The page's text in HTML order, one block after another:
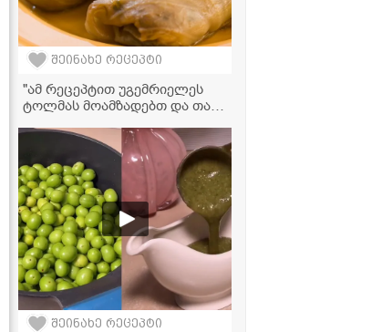
შეინახე რეცეპტი
"ამ რეცეპტით უგემრიელეს
ტოლმას მოამზადებთ და თან
ვიდეორეცეპტი
შეინახე რეცეპტი